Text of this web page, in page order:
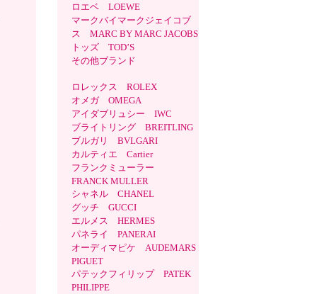
ロエベ LOEWE
マークバイマークジェイコブ
ス MARC BY MARC JACOBS
トッズ TOD’S
その他ブランド
ロレックス ROLEX
オメガ OMEGA
アイダブリュシー IWC
ブライトリング BREITLING
ブルガリ BVLGARI
カルティエ Cartier
フランクミューラー
FRANCK MULLER
シャネル CHANEL
グッチ GUCCI
エルメス HERMES
パネライ PANERAI
オーディマピケ AUDEMARS
PIGUET
パテックフィリップ PATEK
PHILIPPE